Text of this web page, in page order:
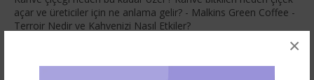
×
açar ve üreticiler için ne anlama gelir? - Malkins Green Coffee -
Terroir Nedir ve Kahvenizi Nasıl Etkiler?